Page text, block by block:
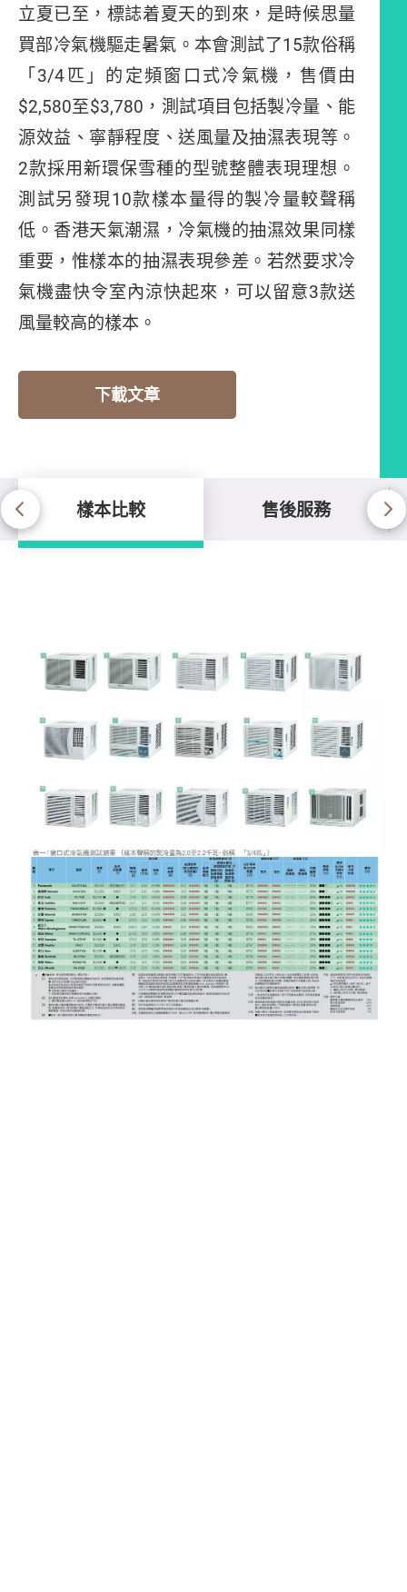
立夏已至，標誌着夏天的到來，是時候思量
買部冷氣機驅走暑氣。本會測試了15款俗稱
「3/4匹」的定頻窗口式冷氣機，售價由
$2,580至$3,780，測試項目包括製冷量、能
源效益、寧靜程度、送風量及抽濕表現等。
2款採用新環保雪種的型號整體表現理想。
測試另發現10款樣本量得的製冷量較聲稱
低。香港天氣潮濕，冷氣機的抽濕效果同樣
重要，惟樣本的抽濕表現參差。若然要求冷
氣機盡快令室內涼快起來，可以留意3款送
風量較高的樣本。
下載文章
樣本比較 售後服務
樣本比較